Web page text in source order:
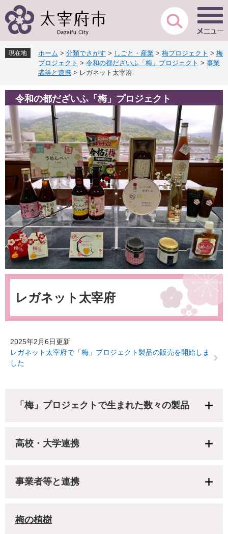
ー
先
頭
。
ニ
を
飛
て
へ
現在地 ホーム > 分類でさがす > しごと・産業 > 梅プロジェクト > 梅
プロジェクト > 令和の都だざいふ「梅」プロジェクト > 事業
者等と連携 > レガネット太宰府
令和の都だざいふ「梅」プロジェクト
本
レガネット太宰府
2025年2月6日更新
レガネット太宰府で「梅」プロジェクト製品の販売を開始しま
した
「梅」プロジェクトで生まれた数々の製品
高校・大学連携
事業者等と連携
梅の植樹